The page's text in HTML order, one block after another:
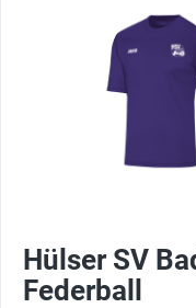
Hülser SV
Federball